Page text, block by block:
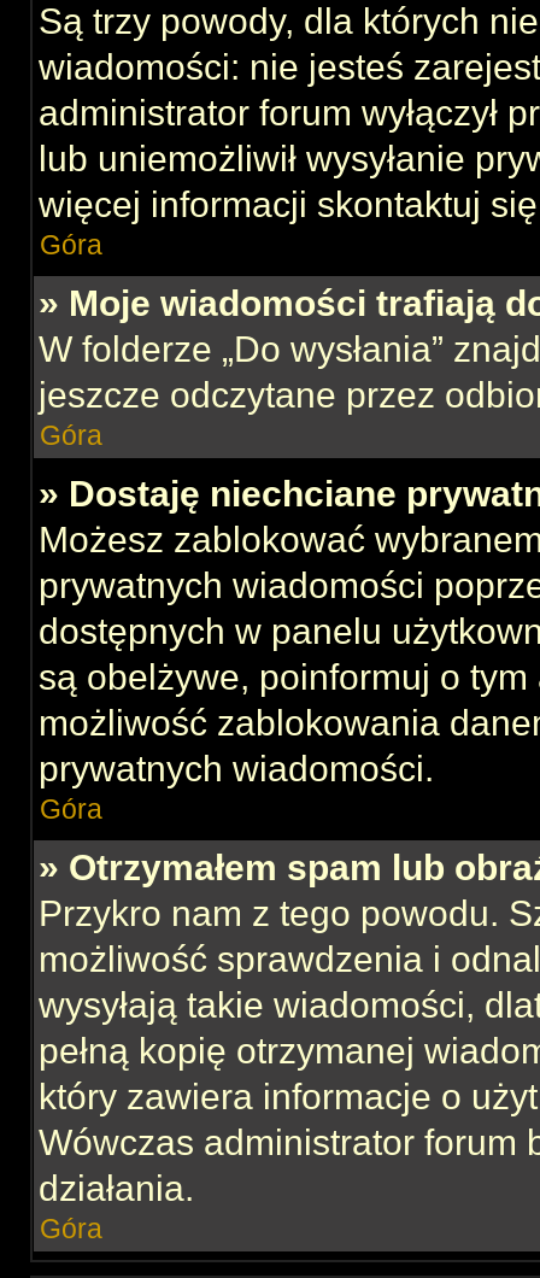
Są trzy powody, dla których
wiadomości: nie jesteś
administrator forum wyłączył
lub uniemożliwił wysyłanie
więcej informacji skontaktuj
Góra
» Moje wiadomości trafiają
W folderze „Do wysłania”
jeszcze odczytane przez
Góra
» Dostaję niechciane
Możesz zablokować
prywatnych wiadomości
dostępnych w panelu
są obelżywe, poinformuj o
możliwość zablokowania
prywatnych wiadomości.
Góra
» Otrzymałem spam lub
Przykro nam z tego powodu.
możliwość sprawdzenia i
wysyłają takie wiadomości,
pełną kopię otrzymanej
który zawiera informacje o
Wówczas administrator forum
działania.
Góra